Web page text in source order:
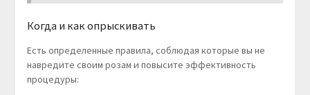
Когда и как опрыскивать
Есть определенные правила, соблюдая которые вы не
навредите своим розам и повысите эффективность
процедуры: